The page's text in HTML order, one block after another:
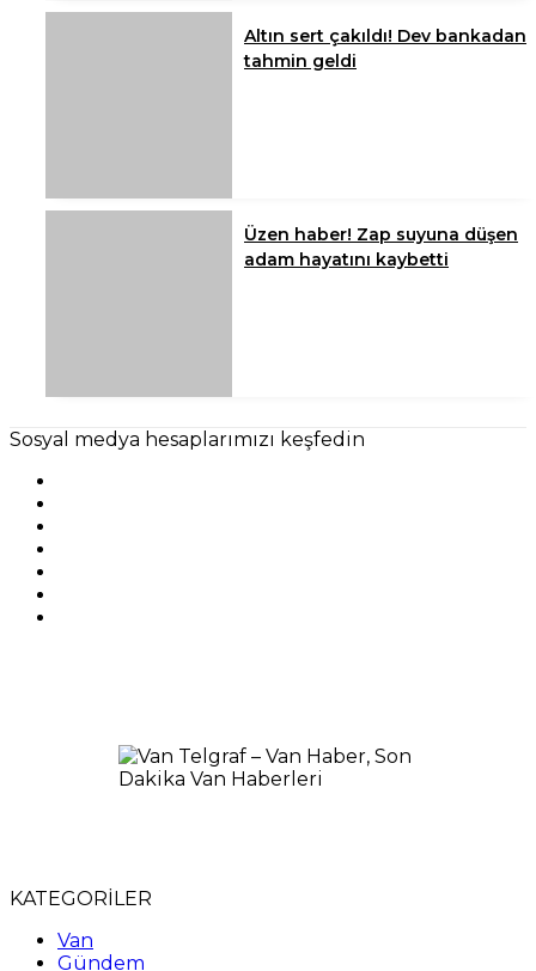
Altın sert çakıldı! Dev bankadan
tahmin geldi
Üzen haber! Zap suyuna düşen
adam hayatını kaybetti
Sosyal medya hesaplarımızı keşfedin
KATEGORİLER
Van
Gündem